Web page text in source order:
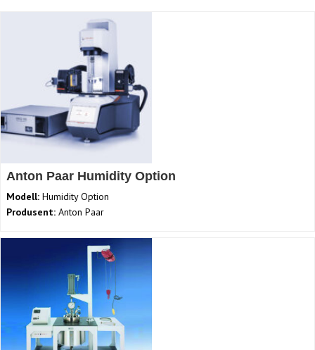
Anton Paar Humidity Option
Modell: Humidity Option
Produsent: Anton Paar